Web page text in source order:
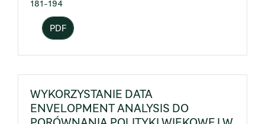
181-194
PDF
WYKORZYSTANIE DATA
ENVELOPMENT ANALYSIS DO